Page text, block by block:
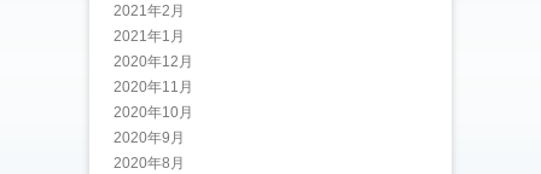
2021年2月
2021年1月
2020年12月
2020年11月
2020年10月
2020年9月
2020年8月